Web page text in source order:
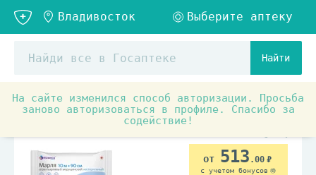
Найти
На сайте изменился способ авторизации. Просьба
заново авторизоваться в профиле. Спасибо за
содействие!
Медицинские товары и ортопедия Материалы для
513 .00
с учетом бонусов